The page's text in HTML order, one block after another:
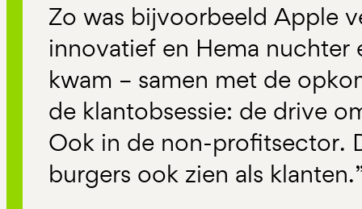
Zo was bijvoorbeeld Apple
innovatief en Hema nuchter
kwam – samen met de
de klantobsessie: de drive
Ook in de non-profitsector.
burgers ook zien als